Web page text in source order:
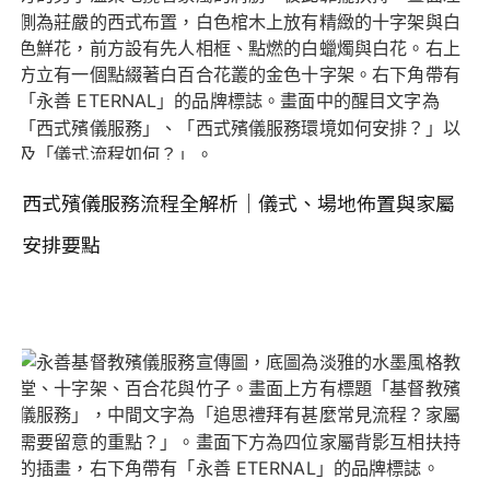
西式殯儀服務流程全解析｜儀式、場地佈置與家屬
安排要點